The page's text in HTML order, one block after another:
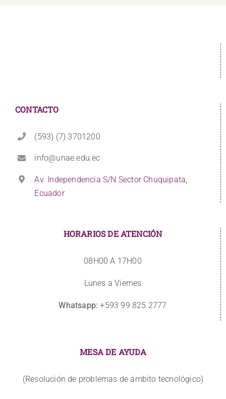
CONTACTO
(593) (7) 3701200
info@unae.edu.ec
Av. Independencia S/N Sector Chuquipata,
Ecuador
HORARIOS DE ATENCIÓN
08H00 A 17H00
Lunes a Viernes
Whatsapp: +593 99 825 2777
MESA DE AYUDA
(Resolución de problemas de ámbito tecnológico)